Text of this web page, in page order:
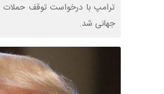
ترامپ با درخواست توقف حملات
جهانی شد.